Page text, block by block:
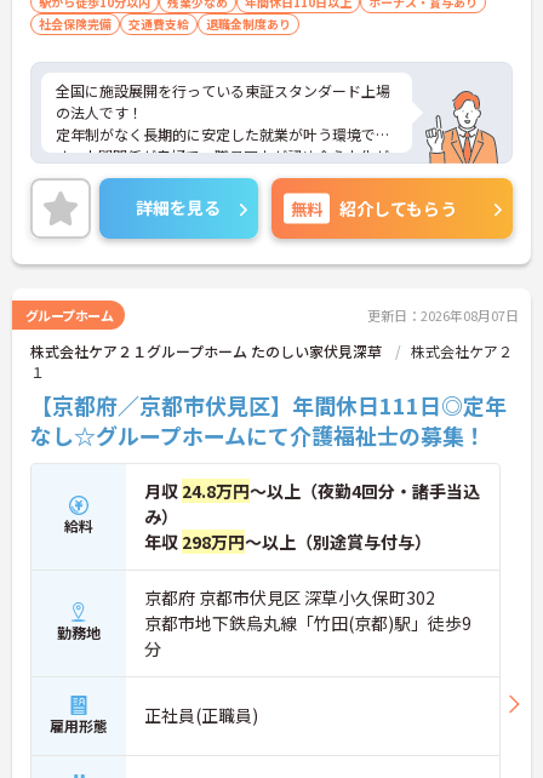
社会保険完備
交通費支給 退職金制度あり
全国に施設展開を行っている東証スタンダード上場
の法人です！
定年制がなく長期的に安定した就業が叶う環境で
す。人間関係が良好で、職員同士が認め合う文化が
根付いています。
ご興味のある方には、面接対策ポイントなど、さら
に詳細をご案内しますのでお気軽にご相談くださ
い！
詳細を見る 無料 紹介してもらう
グループホーム 更新日：2026年08月07日
株式会社ケア２１グループホーム たのしい家伏見深草
株式会社ケア２
１
【京都府／京都市伏見区】年間休日111日◎定年
なし☆グループホームにて介護福祉士の募集！
給料
月収 24.8万円～以上（夜勤4回分・諸手当込
み）
年収 298万円～以上（別途賞与付与）
勤務地
京都府 京都市伏見区 深草小久保町302
京都市地下鉄烏丸線「竹田(京都)駅」徒歩9
分
雇用形態 正社員(正職員)